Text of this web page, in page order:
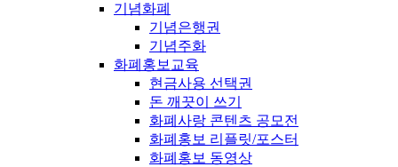
기념화폐
기념은행권
기념주화
화폐홍보교육
현금사용 선택권
돈 깨끗이 쓰기
화폐사랑 콘텐츠 공모전
화폐홍보 리플릿/포스터
화폐홍보 동영상